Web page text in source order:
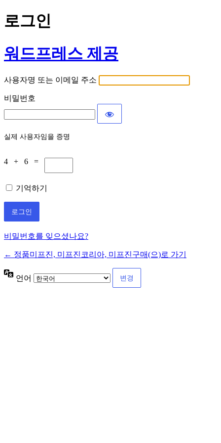
로그인
워드프레스 제공
사용자명 또는 이메일 주소
비밀번호
실제 사용자임을 증명
4 + 6 =
기억하기
비밀번호를 잊으셨나요?
← 정품미프진, 미프진코리아, 미프진구매(으)로 가기
언어